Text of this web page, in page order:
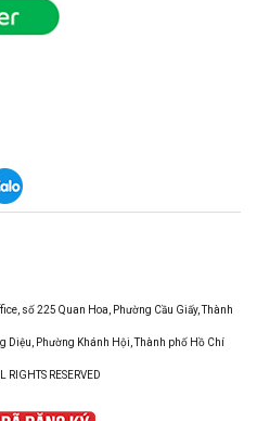
số 225 Quan Hoa, Phường Cầu Giấy, Thành
Diệu, Phường Khánh Hội, Thành phố Hồ Chí
RESERVED